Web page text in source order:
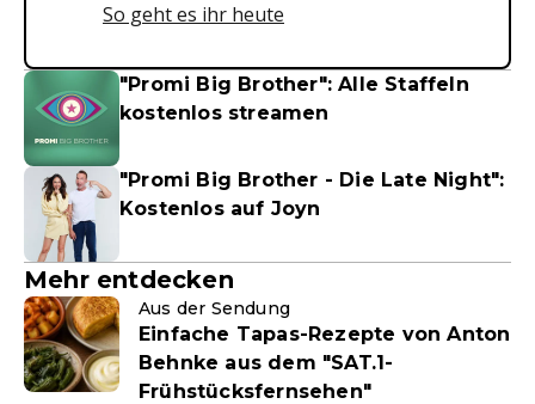
So geht es ihr heute
"Promi Big Brother": Alle Staffeln
kostenlos streamen
"Promi Big Brother - Die Late Night":
Kostenlos auf Joyn
Mehr entdecken
Aus der Sendung
Einfache Tapas-Rezepte von Anton
Behnke aus dem "SAT.1-
Frühstücksfernsehen"